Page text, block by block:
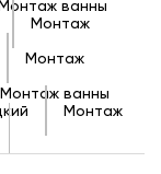
ванны
Монтаж
Монтаж
Монтаж ванны
Монтаж